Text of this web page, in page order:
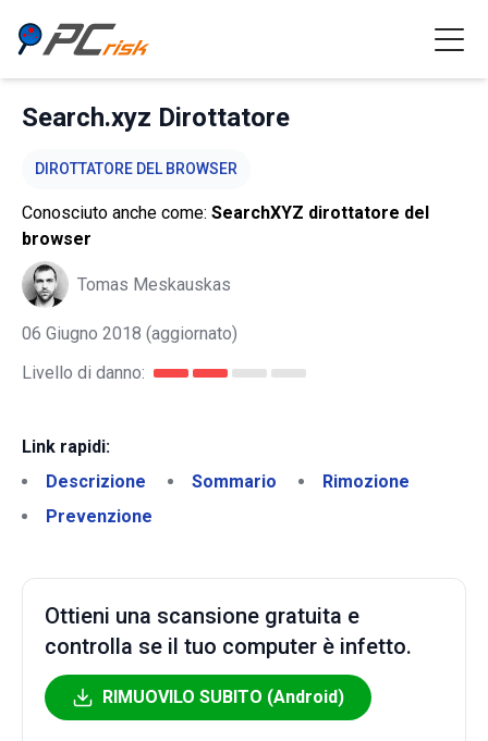
Search.xyz Dirottatore
DIROTTATORE DEL BROWSER
Conosciuto anche come: SearchXYZ dirottatore del
browser
Tomas Meskauskas
06 Giugno 2018 (aggiornato)
Livello di danno:
Link rapidi:
Descrizione
Sommario
Rimozione
Prevenzione
Ottieni una scansione gratuita e
controlla se il tuo computer è infetto.
RIMUOVILO SUBITO (Android)